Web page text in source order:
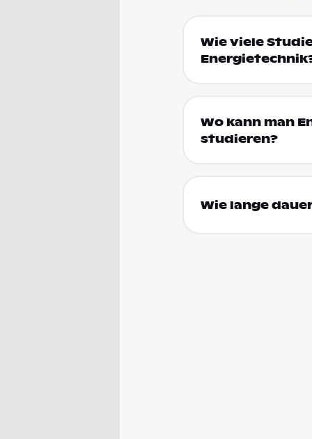
Wie viele
Wo kann man
studieren?
Wie lange